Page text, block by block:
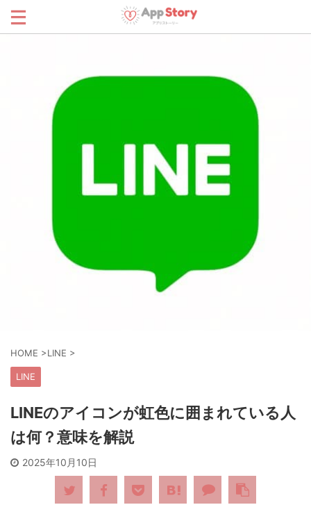
HOME >LINE >
LINE
LINEのアイコンが虹色に囲まれている人
は何？意味を解説
2025年10月10日